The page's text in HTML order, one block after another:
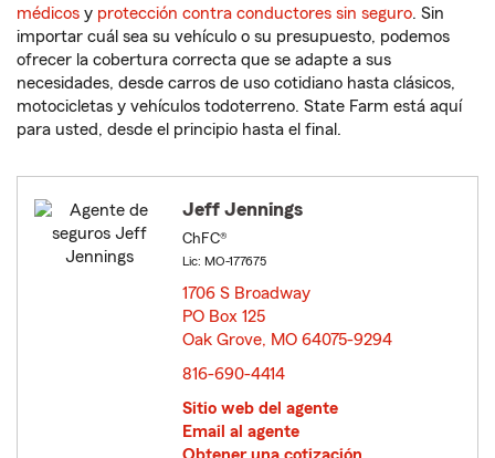
médicos y protección contra conductores sin seguro. Sin
importar cuál sea su vehículo o su presupuesto, podemos
ofrecer la cobertura correcta que se adapte a sus
necesidades, desde carros de uso cotidiano hasta clásicos,
motocicletas y vehículos todoterreno. State Farm está aquí
para usted, desde el principio hasta el final.
Jeff Jennings
ChFC®
Lic: MO-177675
1706 S Broadway
PO Box 125
Oak Grove, MO 64075-9294
816-690-4414
Sitio web del agente
Email al agente